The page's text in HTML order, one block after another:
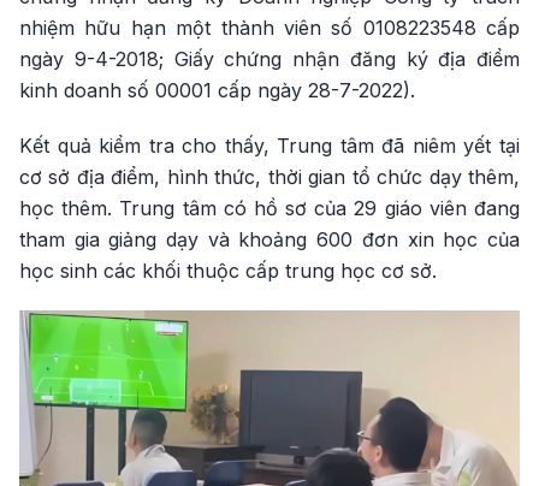
nhiệm hữu hạn một thành viên số 0108223548 cấp
ngày 9-4-2018; Giấy chứng nhận đăng ký địa điểm
kinh doanh số 00001 cấp ngày 28-7-2022).
Kết quả kiểm tra cho thấy, Trung tâm đã niêm yết tại
cơ sở địa điểm, hình thức, thời gian tổ chức dạy thêm,
học thêm. Trung tâm có hồ sơ của 29 giáo viên đang
tham gia giảng dạy và khoảng 600 đơn xin học của
học sinh các khối thuộc cấp trung học cơ sở.